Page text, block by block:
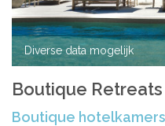
Diverse data mogelijk
Boutique
Boutique